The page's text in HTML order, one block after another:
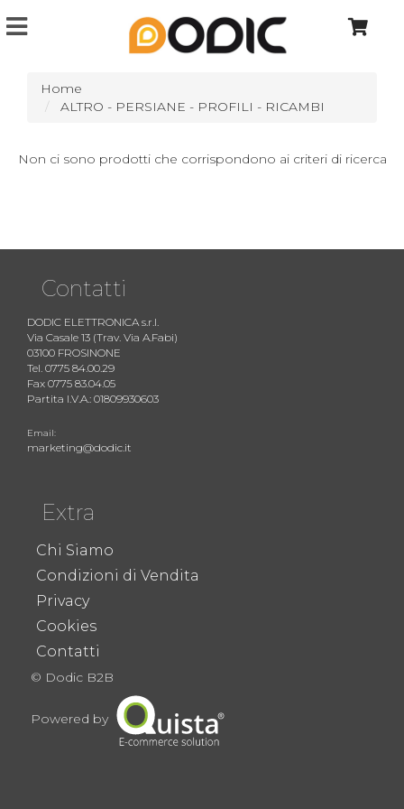
Home
ALTRO - PERSIANE - PROFILI - RICAMBI
Non ci sono prodotti che corrispondono ai criteri di ricerca
Contatti
DODIC ELETTRONICA s.r.l.
Via Casale 13 (Trav. Via A.Fabi)
03100 FROSINONE
Tel. 0775 84.00.29
Fax 0775 83.04.05
Partita I.V.A.: 01809930603
Email:
marketing@dodic.it
Extra
Chi Siamo
Condizioni di Vendita
Privacy
Cookies
Contatti
© Dodic B2B
Powered by